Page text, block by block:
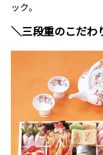
ック。
＼三段重のこだわ